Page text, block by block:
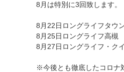
8月は特別に3回致します。
8月22日ロングライフタウ
8月25日ロングライフ高槻
8月27日ロングライフ・ク
※今後とも徹底したコロナ